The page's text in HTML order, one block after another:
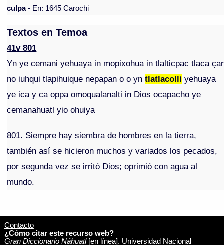
culpa- En: 1645 Carochi
Textos en Temoa
41v 801
Yn ye cemani yehuaya in mopixohua in tlalticpac tlaca
no iuhqui tlapihuique nepapan o o yntlatlacolli yehuaya
ye ica y ca oppa omoqualanalti in Dios ocapacho ye
cemanahuatl yio ohuiya
801. Siempre hay siembra de hombres en la tierra,
también así se hicieron muchos y variados los pecados,
por segunda vez se irritó Dios; oprimió con agua al
mundo.
Contacto
¿Cómo citar este recurso web?
Gran Diccionario Náhuatl[en línea]. Universidad Nacional